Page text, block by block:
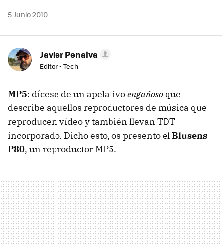
5 Junio 2010
Javier Penalva
Editor - Tech
MP5: dícese de un apelativoengañoso que
describe aquellos reproductores de música que
reproducen vídeo y también llevan TDT
incorporado. Dicho esto, os presento elBlusens
P80, un reproductor MP5.